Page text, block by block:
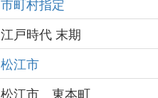
江戸時代 末期
松江市
松江市 東本町